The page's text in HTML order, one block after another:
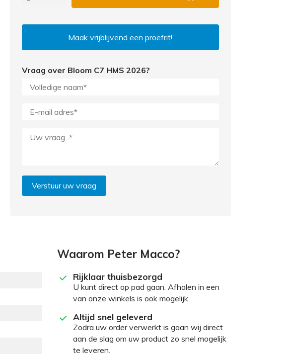
Maak vrijblijvend een proefrit!
Vraag over Bloom C7 HMS 2026?
Verstuur uw vraag
Waarom Peter Macco?
Rijklaar thuisbezorgd
U kunt direct op pad gaan. Afhalen in een
van onze winkels is ook mogelijk.
Altijd snel geleverd
Zodra uw order verwerkt is gaan wij direct
aan de slag om uw product zo snel mogelijk
te leveren.